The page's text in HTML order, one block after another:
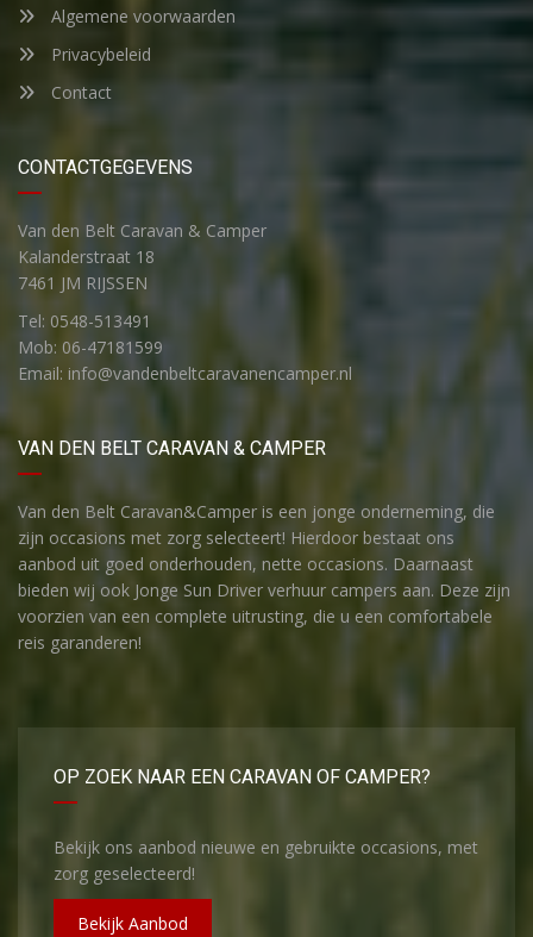
Algemene voorwaarden
Privacybeleid
Contact
CONTACTGEGEVENS
Van den Belt Caravan & Camper
Kalanderstraat 18
7461 JM RIJSSEN
Tel: 0548-513491
Mob: 06-47181599
Email: info@vandenbeltcaravanencamper.nl
VAN DEN BELT CARAVAN & CAMPER
Van den Belt Caravan&Camper is een jonge onderneming, die
zijn occasions met zorg selecteert! Hierdoor bestaat ons
aanbod uit goed onderhouden, nette occasions. Daarnaast
bieden wij ook Jonge Sun Driver verhuur campers aan. Deze zijn
voorzien van een complete uitrusting, die u een comfortabele
reis garanderen!
OP ZOEK NAAR EEN CARAVAN OF CAMPER?
Bekijk ons aanbod nieuwe en gebruikte occasions, met
zorg geselecteerd!
Bekijk Aanbod